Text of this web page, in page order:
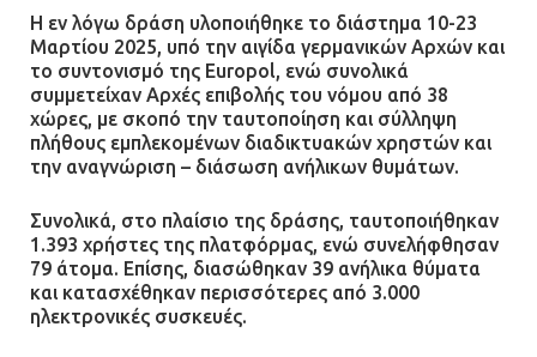
Η εν λόγω δράση υλοποιήθηκε το διάστημα 10-23
Μαρτίου 2025, υπό την αιγίδα γερμανικών Αρχών και
το συντονισμό της Europol, ενώ συνολικά
συμμετείχαν Αρχές επιβολής του νόμου από 38
χώρες, με σκοπό την ταυτοποίηση και σύλληψη
πλήθους εμπλεκομένων διαδικτυακών χρηστών και
την αναγνώριση – διάσωση ανήλικων θυμάτων.
Συνολικά, στο πλαίσιο της δράσης, ταυτοποιήθηκαν
1.393 χρήστες της πλατφόρμας, ενώ συνελήφθησαν
79 άτομα. Επίσης, διασώθηκαν 39 ανήλικα θύματα
και κατασχέθηκαν περισσότερες από 3.000
ηλεκτρονικές συσκευές.